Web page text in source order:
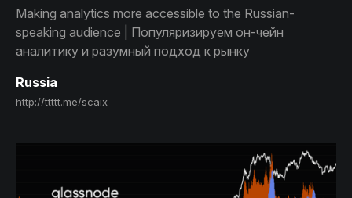
Making analytics more accessible to the Russian-
speaking audience | Популяризируем он-чейн
аналитику и разумный подход к рынку
Russia
http://ttttt.me/scaix